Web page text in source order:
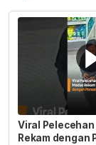
Viral Pelecehan
Rekam dengan